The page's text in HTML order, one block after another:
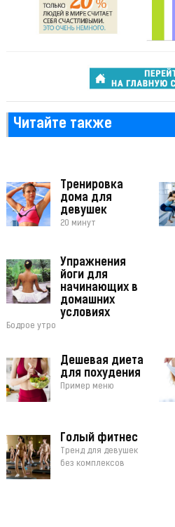
Читайте также
Тренировка
дома для
девушек
20 минут
Упражнения
йоги для
начинающих в
домашних
условиях
Бодрое утро
Дешевая диета
для похудения
Пример меню
Голый фитнес
Тренд для девушек
без комплексов